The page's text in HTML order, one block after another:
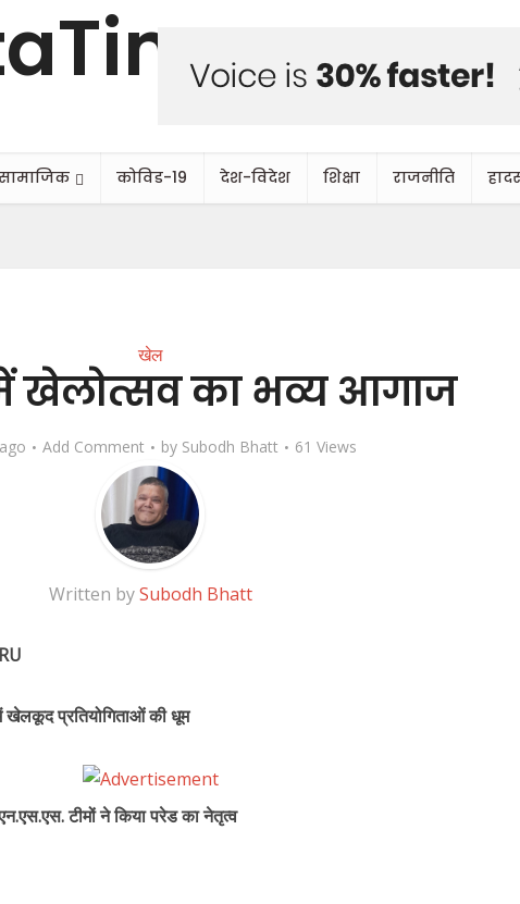
कोविड-19 देश-विदेश शिक्षा राजनीति
खेल
में खेलोत्सव का भव्य आगाज
Add Comment by Subodh Bhatt 61 Views
Written bySubodh Bhatt
खेलकूद प्रतियोगिताओं की धूम
टीमों ने किया परेड का नेतृत्व